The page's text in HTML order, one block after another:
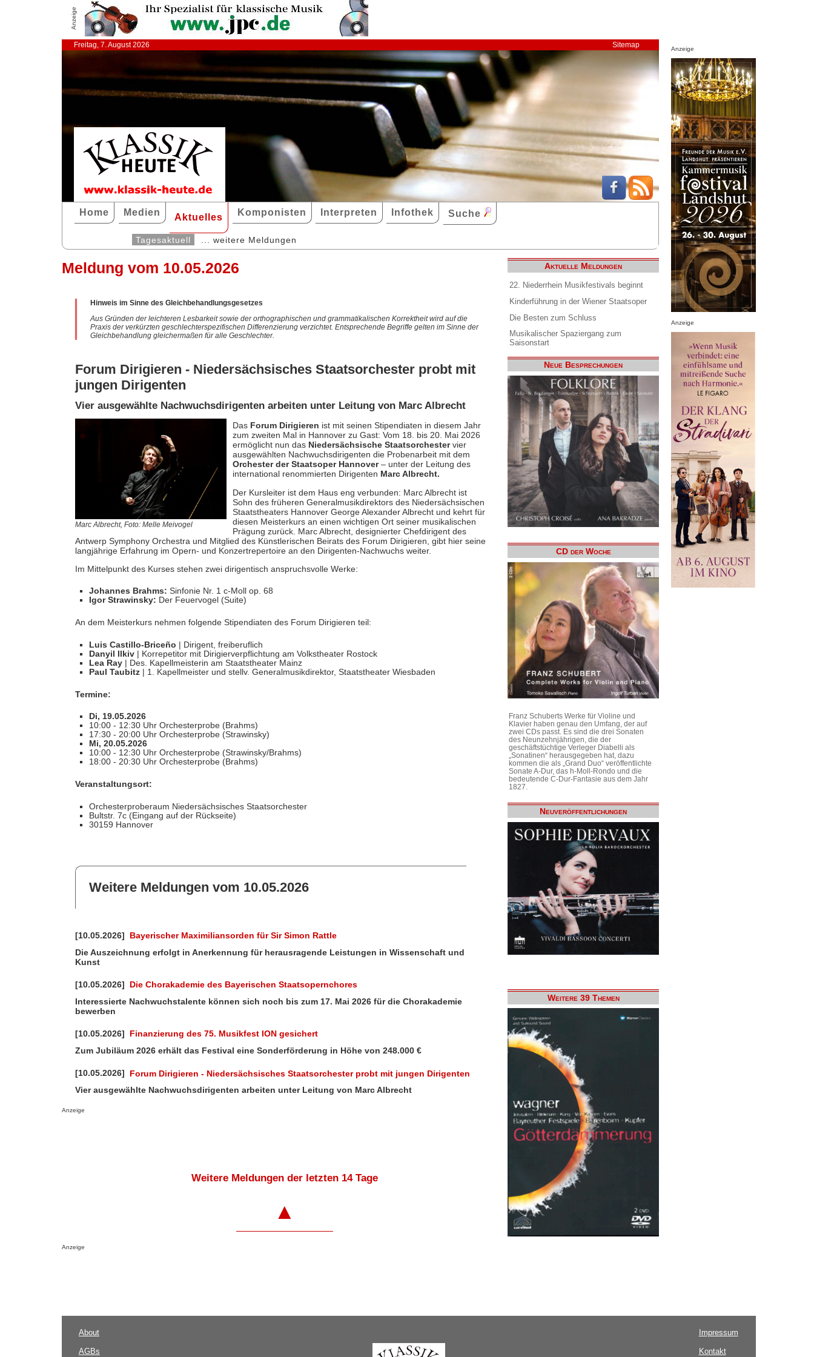
Anzeige
Freitag, 7. August 2026 Sitemap
Home Medien Aktuelles Komponisten Interpreten Infothek Suche
Tagesaktuell ... weitere Meldungen
Meldung vom 10.05.2026
Hinweis im Sinne des Gleichbehandlungsgesetzes
Aus Gründen der leichteren Lesbarkeit sowie der orthographischen und grammatikalischen Korrektheit wird auf die
Praxis der verkürzten geschlechterspezifischen Differenzierung verzichtet. Entsprechende Begriffe gelten im Sinne der
Gleichbehandlung gleichermaßen für alle Geschlechter.
Forum Dirigieren - Niedersächsisches Staatsorchester probt mit
jungen Dirigenten
Vier ausgewählte Nachwuchsdirigenten arbeiten unter Leitung von Marc Albrecht
Marc Albrecht, Foto: Melle Meivogel
Das Forum Dirigieren ist mit seinen Stipendiaten in diesem Jahr
zum zweiten Mal in Hannover zu Gast: Vom 18. bis 20. Mai 2026
ermöglicht nun das Niedersächsische Staatsorchestervier
ausgewählten Nachwuchsdirigenten die Probenarbeit mit dem
Orchester der Staatsoper Hannover– unter der Leitung des
international renommierten Dirigenten Marc Albrecht.
Der Kursleiter ist dem Haus eng verbunden: Marc Albrecht ist
Sohn des früheren Generalmusikdirektors des Niedersächsischen
Staatstheaters Hannover George Alexander Albrecht und kehrt für
diesen Meisterkurs an einen wichtigen Ort seiner musikalischen
Prägung zurück. Marc Albrecht, designierter Chefdirigent des
Antwerp Symphony Orchestra und Mitglied des Künstlerischen Beirats des Forum Dirigieren, gibt hier seine
langjährige Erfahrung im Opern- und Konzertrepertoire an den Dirigenten-Nachwuchs weiter.
Im Mittelpunkt des Kurses stehen zwei dirigentisch anspruchsvolle Werke:
Johannes Brahms: Sinfonie Nr. 1 c-Moll op. 68
Igor Strawinsky: Der Feuervogel (Suite)
An dem Meisterkurs nehmen folgende Stipendiaten des Forum Dirigieren teil:
Luis Castillo-Briceño | Dirigent, freiberuflich
Danyil Ilkiv | Korrepetitor mit Dirigierverpflichtung am Volkstheater Rostock
Lea Ray | Des. Kapellmeisterin am Staatstheater Mainz
Paul Taubitz | 1. Kapellmeister und stellv. Generalmusikdirektor, Staatstheater Wiesbaden
Termine:
Di, 19.05.2026
10:00 - 12:30 Uhr Orchesterprobe (Brahms)
17:30 - 20:00 Uhr Orchesterprobe (Strawinsky)
Mi, 20.05.2026
10:00 - 12:30 Uhr Orchesterprobe (Strawinsky/Brahms)
18:00 - 20:30 Uhr Orchesterprobe (Brahms)
Veranstaltungsort:
Orchesterproberaum Niedersächsisches Staatsorchester
Bultstr. 7c (Eingang auf der Rückseite)
30159 Hannover
Weitere Meldungen vom 10.05.2026
[10.05.2026]
Bayerischer Maximiliansorden für Sir Simon Rattle
Die Auszeichnung erfolgt in Anerkennung für herausragende Leistungen in Wissenschaft und
Kunst
[10.05.2026]
Die Chorakademie des Bayerischen Staatsopernchores
Interessierte Nachwuchstalente können sich noch bis zum 17. Mai 2026 für die Chorakademie
bewerben
[10.05.2026]
Finanzierung des 75. Musikfest ION gesichert
Zum Jubiläum 2026 erhält das Festival eine Sonderförderung in Höhe von 248.000 €
[10.05.2026]
Forum Dirigieren - Niedersächsisches Staatsorchester probt mit jungen Dirigenten
Vier ausgewählte Nachwuchsdirigenten arbeiten unter Leitung von Marc Albrecht
Anzeige
Weitere Meldungen der letzten 14 Tage
▲
Anzeige
Aktuelle Meldungen
22. Niederrhein Musikfestivals beginnt
Kinderführung in der Wiener Staatsoper
Die Besten zum Schluss
Musikalischer Spaziergang zum
Saisonstart
Neue Besprechungen
CD der Woche
Franz Schuberts Werke für Violine und
Klavier haben genau den Umfang, der auf
zwei CDs passt. Es sind die drei Sonaten
des Neunzehnjährigen, die der
geschäftstüchtige Verleger Diabelli als
„Sonatinen“ herausgegeben hat, dazu
kommen die als „Grand Duo“ veröffentlichte
Sonate A-Dur, das h-Moll-Rondo und die
bedeutende C-Dur-Fantasie aus dem Jahr
1827.
Neuveröffentlichungen
Weitere 39 Themen
Anzeige
Anzeige
About
AGBs
Impressum
Kontakt